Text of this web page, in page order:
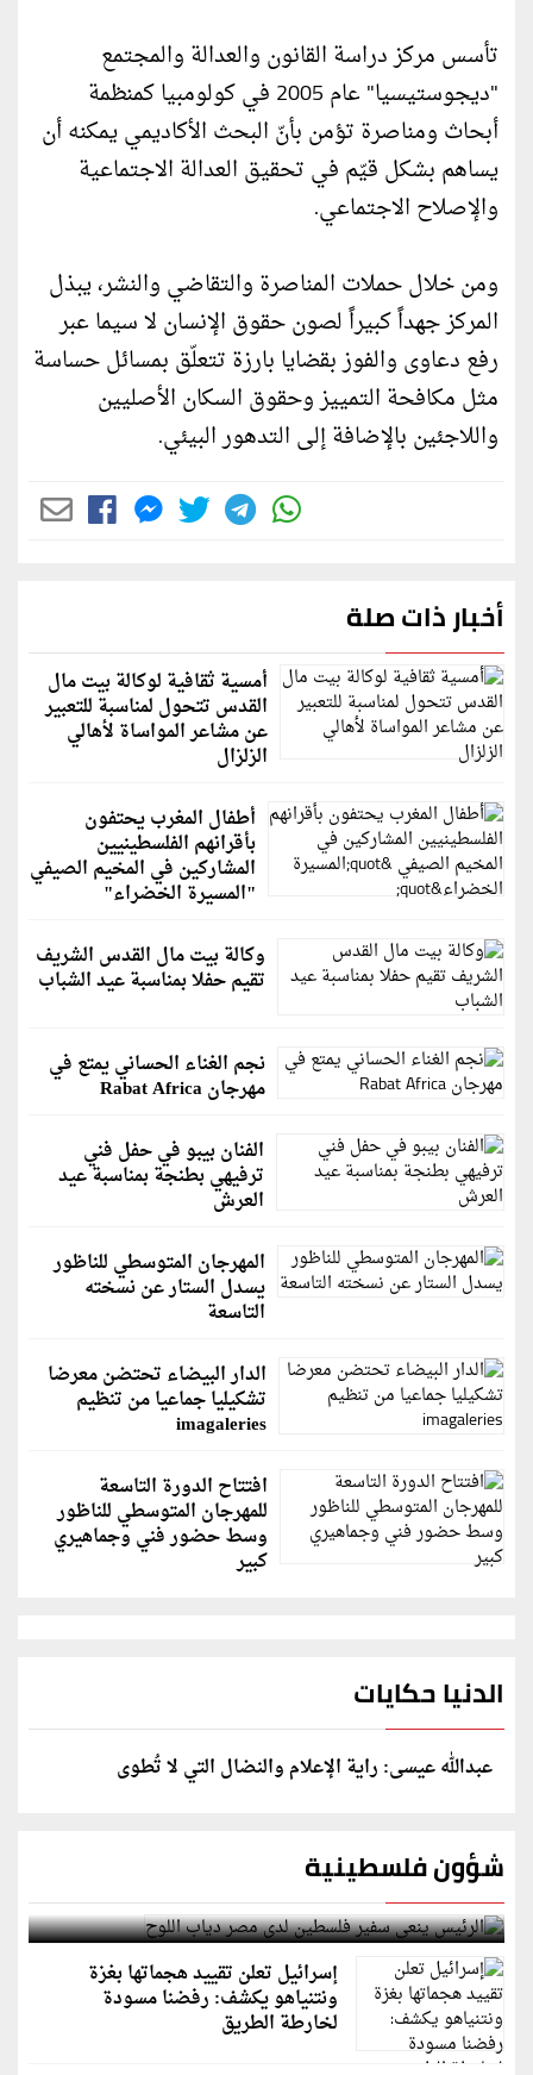
تأسس مركز دراسة القانون والعدالة والمجتمع
"ديجوستيسيا" عام 2005 في كولومبيا كمنظمة
أبحاث ومناصرة تؤمن بأنّ البحث الأكاديمي يمكنه أن
يساهم بشكل قيّم في تحقيق العدالة الاجتماعية
والإصلاح الاجتماعي.
ومن خلال حملات المناصرة والتقاضي والنشر، يبذل
المركز جهداً كبيراً لصون حقوق الإنسان لا سيما عبر
رفع دعاوى والفوز بقضايا بارزة تتعلّق بمسائل حساسة
مثل مكافحة التمييز وحقوق السكان الأصليين
واللاجئين بالإضافة إلى التدهور البيئي.
أخبار ذات صلة
أمسية ثقافية لوكالة بيت مال
القدس تتحول لمناسبة للتعبير
عن مشاعر المواساة لأهالي
الزلزال
أطفال المغرب يحتفون
بأقرانهم الفلسطينيين
المشاركين في المخيم الصيفي
"المسيرة الخضراء"
وكالة بيت مال القدس الشريف
تقيم حفلا بمناسبة عيد الشباب
نجم الغناء الحساني يمتع في
مهرجان Rabat Africa
الفنان بيبو في حفل فني
ترفيهي بطنجة بمناسبة عيد
العرش
المهرجان المتوسطي للناظور
يسدل الستار عن نسخته
التاسعة
الدار البيضاء تحتضن معرضا
تشكيليا جماعيا من تنظيم
imagaleries
افتتاح الدورة التاسعة
للمهرجان المتوسطي للناظور
وسط حضور فني وجماهيري
كبير
الدنيا حكايات
عبدالله عيسى: راية الإعلام والنضال التي لا تُطوى
شؤون فلسطينية
الرئيس ينعى سفير فلسطين لدى مصر دياب اللوح
إسرائيل تعلن تقييد هجماتها بغزة
ونتنياهو يكشف: رفضنا مسودة
لخارطة الطريق